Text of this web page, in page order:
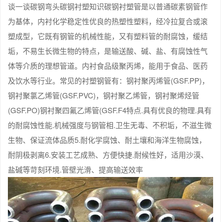
谈一谈碳钢弯头碳钢衬塑知识碳钢衬塑管是以普通碳素钢管作
为基体，内衬化学稳定性优良的热塑性塑料，经冷拉复合或滚
塑成型，它既有钢管的机械性能，又有塑料管的耐腐蚀，缓结
垢，不易生长微生物的特点，是输送酸、碱、盐、有腐蚀性气
体等介质的理想管道。内衬食品级聚丙烯，能用于食品、医药
及饮水等行业。常见的衬塑钢管有：钢衬聚丙烯管(GSF.PP)，
钢衬聚氯乙烯管(GSF.PVC)，钢衬聚乙烯管，钢衬聚烯烃管
(GSF.PO)钢衬聚四氟乙烯管(GSF.F4特点.具有优良的物理.具有
的耐腐蚀性能.机械强度与钢管相.卫生无毒、不积垢，不滋生微
生物、保证流体品质5.耐化学腐蚀、耐土壤和海洋生物腐蚀，
耐阴极剥离6.安装工艺成熟、方便快捷.耐候性好，适用沙漠、
盐碱等苛刻环境.管壁光滑、提高输送效率